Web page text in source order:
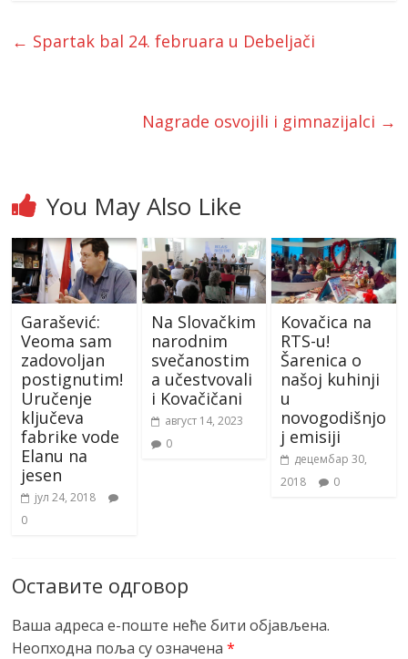
← Spartak bal 24. februara u Debeljači
Nagrade osvojili i gimnazijalci →
You May Also Like
Garašević:
Veoma sam
zadovoljan
postignutim!
Uručenje
ključeva
fabrike vode
Elanu na
jesen
јул 24, 2018
0
Na Slovačkim
narodnim
svečanostim
a učestvovali
i Kovačičani
август 14, 2023
0
Kovačica na
RTS-u!
Šarenica o
našoj kuhinji
u
novogodišnjo
j emisiji
децембар 30,
2018
0
Оставите одговор
Ваша адреса е-поште неће бити објављена.
Неопходна поља су означена*